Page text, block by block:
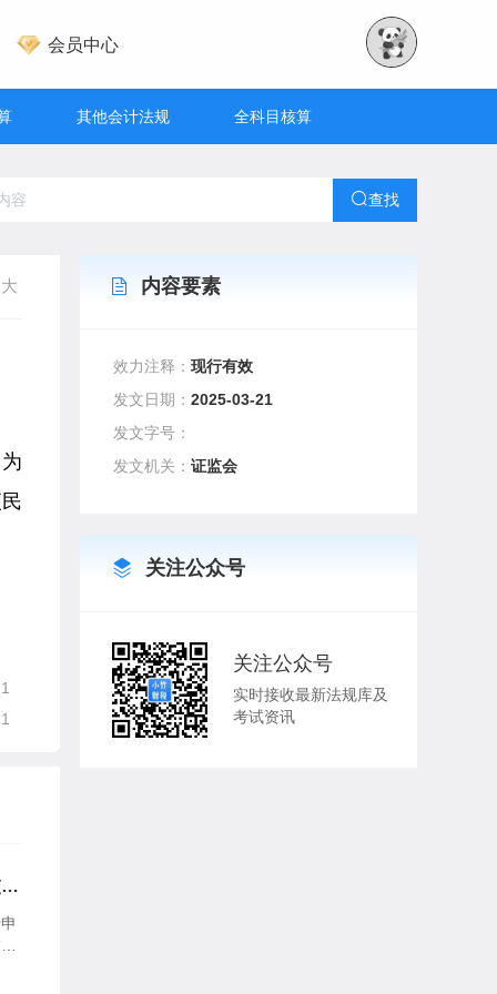
会员中心
其他会计法规 全科目核算
查找
内容要素
效力注释：现行有效
发文日期：2025-03-21
发文字号：
发文机关：证监会
关注公众号
关注公众号
实时接收最新法规库及
考试资讯
大